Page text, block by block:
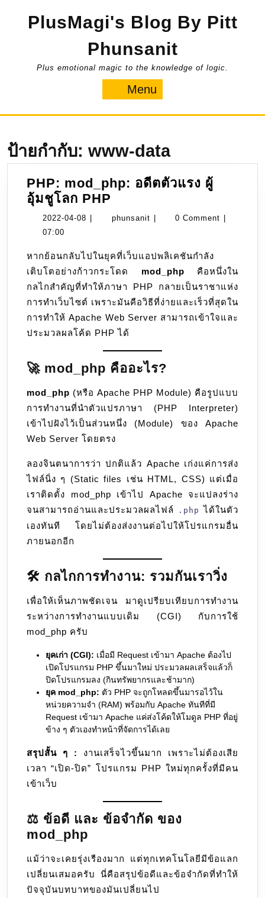
PlusMagi's Blog By Pitt
Phunsanit
Plus emotional magic to the knowledge of logic.
Menu
ป้ายกำกับ: www-data
PHP: mod_php: อดีตตัวแรง ผู้
อุ้มชูโลก PHP
mod_php:
แรง
ผู้
อุ้มชู
โลก
PHP
2022-04-08 2022- phunsanit phunsanit0 Comment
07:00
หากย้อนกลับไปในยุคที่เว็บแอปพลิเคชันกำลัง
เติบโตอย่างก้าวกระโดด mod_php คือหนึ่งใน
กลไกสำคัญที่ทำให้ภาษา PHP กลายเป็นราชาแห่ง
การทำเว็บไซต์ เพราะมันคือวิธีที่ง่ายและเร็วที่สุดใน
การทำให้ Apache Web Server สามารถเข้าใจและ
ประมวลผลโค้ด PHP ได้
🚀 mod_php คืออะไร?
mod_php (หรือ Apache PHP Module) คือรูปแบบ
การทำงานที่นำตัวแปรภาษา (PHP Interpreter)
เข้าไปฝังไว้เป็นส่วนหนึ่ง (Module) ของ Apache
Web Server โดยตรง
ลองจินตนาการว่า ปกติแล้ว Apache เก่งแค่การส่ง
ไฟล์นิ่ง ๆ (Static files เช่น HTML, CSS) แต่เมื่อ
เราติดตั้ง mod_php เข้าไป Apache จะแปลงร่าง
จนสามารถอ่านและประมวลผลไฟล์
.php ได้ในตัว
เองทันที โดยไม่ต้องส่งงานต่อไปให้โปรแกรมอื่น
ภายนอกอีก
🛠️ กลไกการทำงาน: รวมกันเราวิ่ง
เพื่อให้เห็นภาพชัดเจน มาดูเปรียบเทียบการทำงาน
ระหว่างการทำงานแบบเดิม (CGI) กับการใช้
mod_php ครับ
ยุคเก่า (CGI): เมื่อมี Request เข้ามา Apache ต้องไป
เปิดโปรแกรม PHP ขึ้นมาใหม่ ประมวลผลเสร็จแล้วก็
ปิดโปรแกรมลง (กินทรัพยากรและช้ามาก)
ยุค mod_php: ตัว PHP จะถูกโหลดขึ้นมารอไว้ใน
หน่วยความจำ (RAM) พร้อมกับ Apache ทันทีที่มี
Request เข้ามา Apache แค่ส่งโค้ดให้โมดูล PHP ที่อยู่
ข้าง ๆ ตัวเองทำหน้าที่จัดการได้เลย
สรุปสั้น ๆ :
งานเสร็จไวขึ้นมาก เพราะไม่ต้องเสีย
เวลา “เปิด-ปิด” โปรแกรม PHP ใหม่ทุกครั้งที่มีคน
เข้าเว็บ
⚖️ ข้อดี และ ข้อจำกัด ของ
mod_php
แม้ว่าจะเคยรุ่งเรืองมาก แต่ทุกเทคโนโลยีมีข้อแลก
เปลี่ยนเสมอครับ นี่คือสรุปข้อดีและข้อจำกัดที่ทำให้
ปัจจุบันบทบาทของมันเปลี่ยนไป